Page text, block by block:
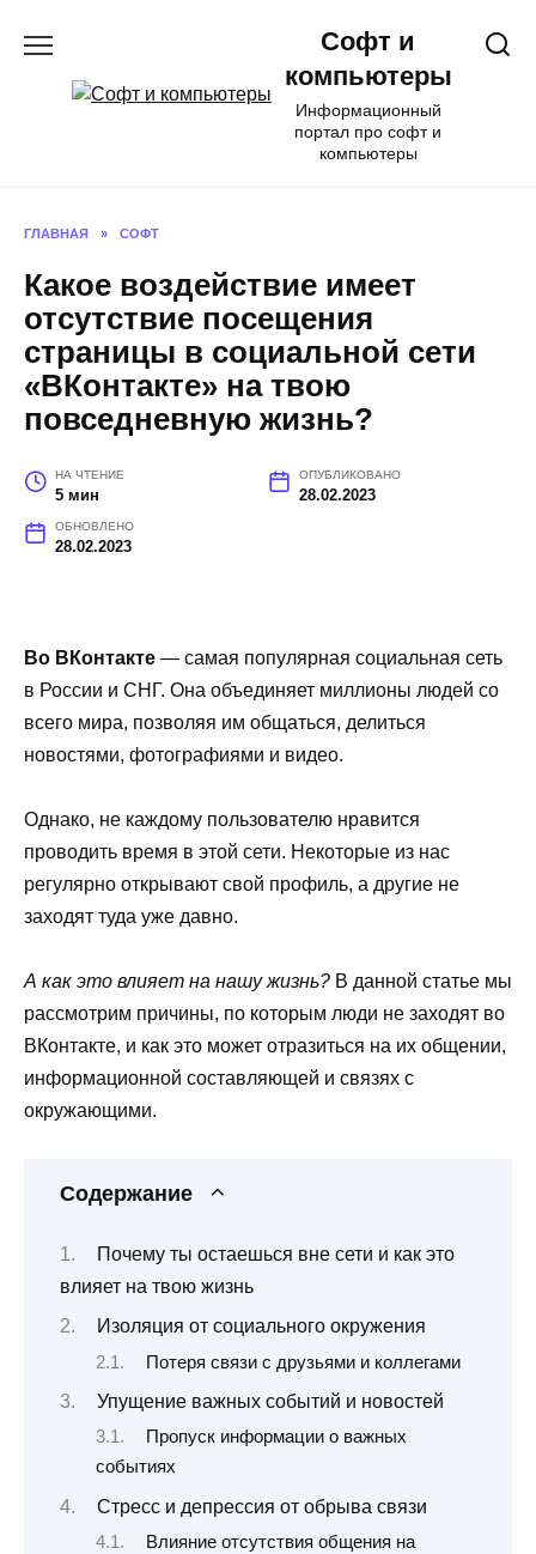
Софт и
компьютеры
Информационный
портал про софт и
компьютеры
ГЛАВНАЯ » СОФТ
Какое воздействие имеет
отсутствие посещения
страницы в социальной сети
«ВКонтакте» на твою
повседневную жизнь?
НА ЧТЕНИЕ
5 мин
ОПУБЛИКОВАНО
28.02.2023
ОБНОВЛЕНО
28.02.2023
Во ВКонтакте — самая популярная социальная сеть
в России и СНГ. Она объединяет миллионы людей со
всего мира, позволяя им общаться, делиться
новостями, фотографиями и видео.
Однако, не каждому пользователю нравится
проводить время в этой сети. Некоторые из нас
регулярно открывают свой профиль, а другие не
заходят туда уже давно.
А как это влияет на нашу жизнь? В данной статье мы
рассмотрим причины, по которым люди не заходят во
ВКонтакте, и как это может отразиться на их общении,
информационной составляющей и связях с
окружающими.
Содержание
Почему ты остаешься вне сети и как это
влияет на твою жизнь
Изоляция от социального окружения
Потеря связи с друзьями и коллегами
Упущение важных событий и новостей
Пропуск информации о важных
событиях
Стресс и депрессия от обрыва связи
Влияние отсутствия общения на